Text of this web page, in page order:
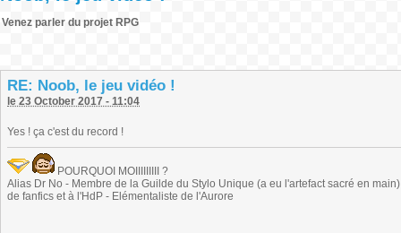
Venez parler du projet RPG
RE: Noob, le jeu vidéo !
le 23 October 2017 - 11:04
Yes ! ça c'est du record !
POURQUOI MOIIIIIIIII ?
Alias Dr No - Membre de la Guilde du Stylo Unique (a eu l'artefact sacré en
de fanfics et à l'HdP - Elémentaliste de l'Aurore